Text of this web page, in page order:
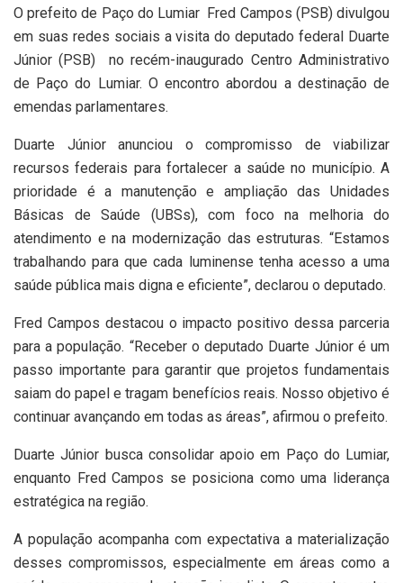
O prefeito de Paço do Lumiar Fred Campos (PSB) divulgou
em suas redes sociais a visita do deputado federal Duarte
Júnior (PSB) no recém-inaugurado Centro Administrativo
de Paço do Lumiar. O encontro abordou a destinação de
emendas parlamentares.
Duarte Júnior anunciou o compromisso de viabilizar
recursos federais para fortalecer a saúde no município. A
prioridade é a manutenção e ampliação das Unidades
Básicas de Saúde (UBSs), com foco na melhoria do
atendimento e na modernização das estruturas. “Estamos
trabalhando para que cada luminense tenha acesso a uma
saúde pública mais digna e eficiente”, declarou o deputado.
Fred Campos destacou o impacto positivo dessa parceria
para a população. “Receber o deputado Duarte Júnior é um
passo importante para garantir que projetos fundamentais
saiam do papel e tragam benefícios reais. Nosso objetivo é
continuar avançando em todas as áreas”, afirmou o prefeito.
Duarte Júnior busca consolidar apoio em Paço do Lumiar,
enquanto Fred Campos se posiciona como uma liderança
estratégica na região.
A população acompanha com expectativa a materialização
desses compromissos, especialmente em áreas como a